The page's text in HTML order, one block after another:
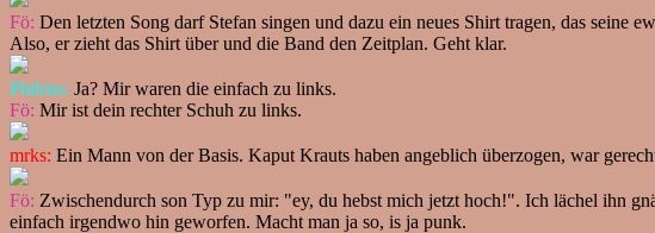
Fö: Den letzten Song darf Stefan singen und dazu ein neues Shirt tragen, das seine
Also, er zieht das Shirt über und die Band den Zeitplan. Geht klar.
Philriss: Ja? Mir waren die einfach zu links.
Fö: Mir ist dein rechter Schuh zu links.
mrks: Ein Mann von der Basis. Kaput Krauts haben angeblich überzogen, war
Fö: Zwischendurch son Typ zu mir: "ey, du hebst mich jetzt hoch!". Ich lächel ihn
einfach irgendwo hin geworfen. Macht man ja so, is ja punk.